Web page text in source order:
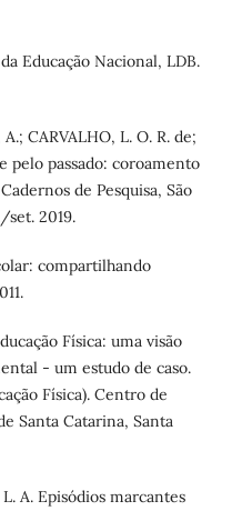
Educação Nacional, LDB.
CARVALHO, L. O. R. de;
pelo passado: coroamento
de Pesquisa, São
set. 2019.
compartilhando
Física: uma visão
- um estudo de caso.
Física). Centro de
Santa Catarina, Santa
L. A. Episódios marcantes